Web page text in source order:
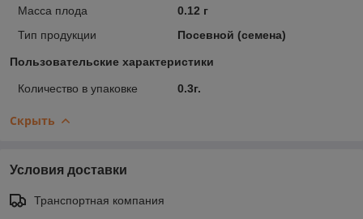
Масса плода
0.12 г
Тип продукции
Посевной (семена)
Пользовательские характеристики
Количество в упаковке 0.3г.
Скрыть
Условия доставки
Транспортная компания